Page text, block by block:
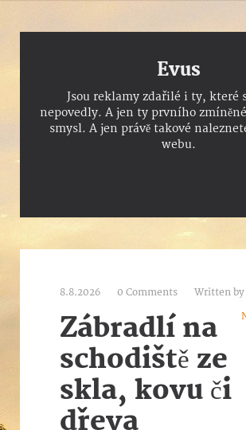
Evus
Jsou reklamy zdařilé i ty, které
nepovedly. A jen ty prvního
smysl. A jen právě takové
webu.
8.8.2026 0 Comments Written by
Zábradlí na
schodiště ze
skla, kovu či
dřeva